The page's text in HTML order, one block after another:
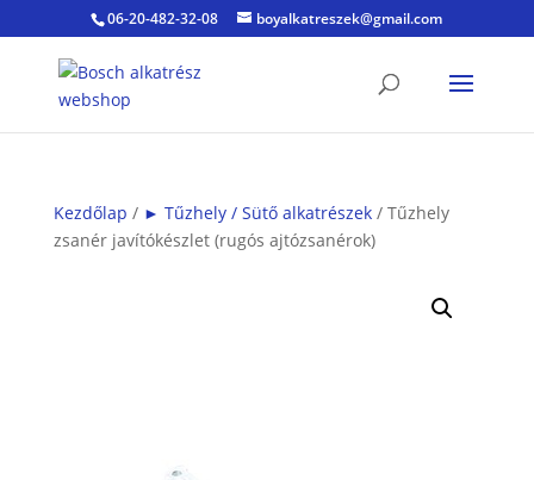
06-20-482-32-08 boyalkatreszek@gmail.com
Kezdőlap / ► Tűzhely / Sütő alkatrészek/ Tűzhely
zsanér javítókészlet (rugós ajtózsanérok)